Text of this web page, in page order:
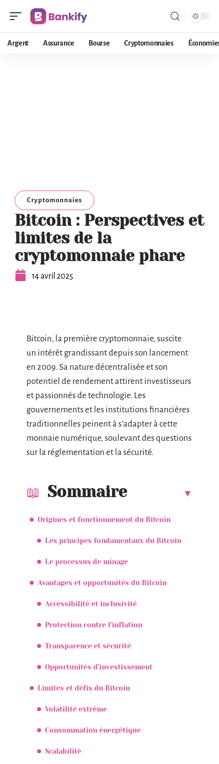
Argent Assurance Bourse Cryptomonnaies
Cryptomonnaies
Bitcoin : Perspectives et
limites de la
cryptomonnaie phare
14 avril 2025
Bitcoin, la première cryptomonnaie, suscite
un intérêt grandissant depuis son lancement
en 2009. Sa nature décentralisée et son
potentiel de rendement attirent investisseurs
et passionnés de technologie. Les
gouvernements et les institutions financières
traditionnelles peinent à s’adapter à cette
monnaie numérique, soulevant des questions
sur la réglementation et la sécurité.
Sommaire
Origines et fonctionnement du Bitcoin
Les principes fondamentaux du Bitcoin
Le processus de minage
Avantages et opportunités du Bitcoin
Accessibilité et inclusivité
Protection contre l’inflation
Transparence et sécurité
Opportunités d’investissement
Limites et défis du Bitcoin
Volatilité extrême
Consommation énergétique
Scalabilité